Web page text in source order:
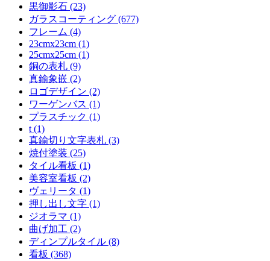
黒御影石 (23)
ガラスコーティング (677)
フレーム (4)
23cmx23cm (1)
25cmx25cm (1)
銅の表札 (9)
真鍮象嵌 (2)
ロゴデザイン (2)
ワーゲンバス (1)
プラスチック (1)
t (1)
真鍮切り文字表札 (3)
焼付塗装 (25)
タイル看板 (1)
美容室看板 (2)
ヴェリータ (1)
押し出し文字 (1)
ジオラマ (1)
曲げ加工 (2)
ディンプルタイル (8)
看板 (368)